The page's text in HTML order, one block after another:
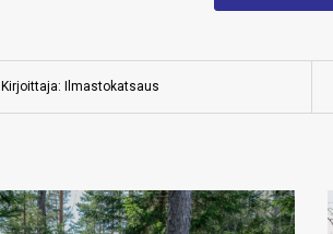
Kirjoittaja: Ilmastokatsaus